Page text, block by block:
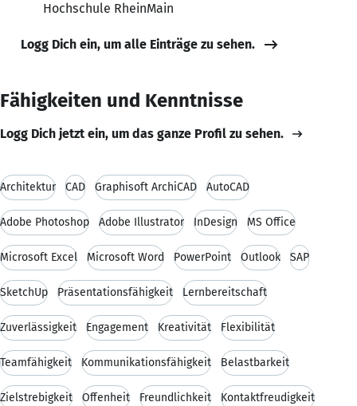
Hochschule RheinMain
Logg Dich ein, um alle Einträge zu sehen.
Fähigkeiten und Kenntnisse
Logg Dich jetzt ein, um das ganze Profil zu sehen.
Architektur CAD Graphisoft ArchiCAD AutoCAD
Adobe Photoshop Adobe Illustrator InDesign MS Office
Microsoft Excel Microsoft Word PowerPoint Outlook SAP
SketchUp Präsentationsfähigkeit Lernbereitschaft
Zuverlässigkeit Engagement Kreativität Flexibilität
Teamfähigkeit Kommunikationsfähigkeit Belastbarkeit
Zielstrebigkeit Offenheit Freundlichkeit Kontaktfreudigkeit